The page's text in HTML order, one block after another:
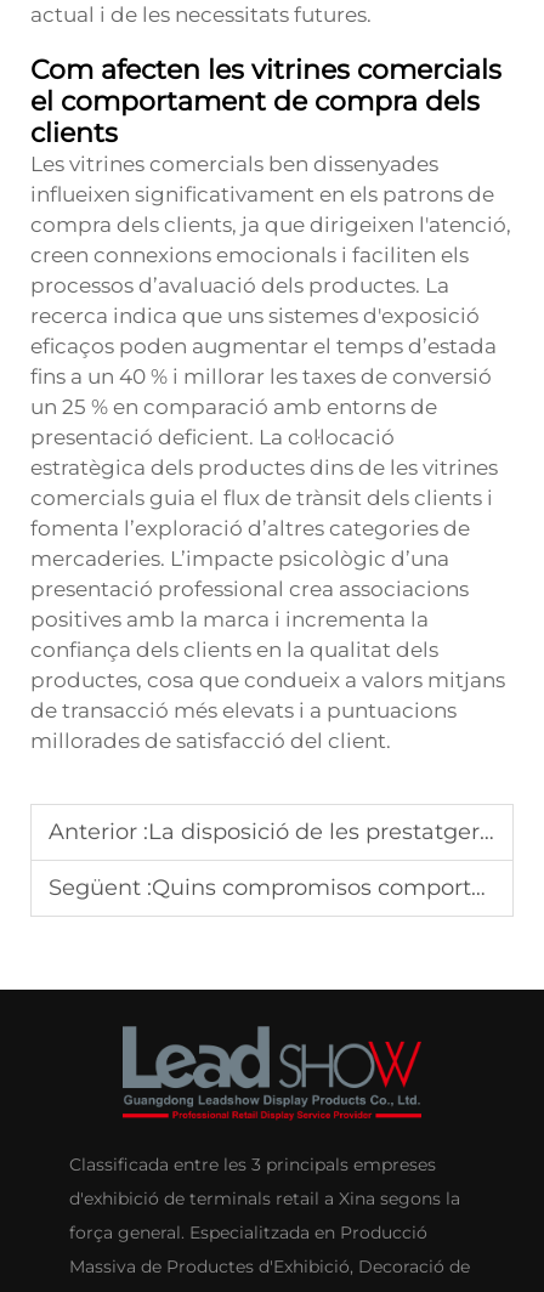
actual i de les necessitats futures.
Com afecten les vitrines comercials
el comportament de compra dels
clients
Les vitrines comercials ben dissenyades
influeixen significativament en els patrons de
compra dels clients, ja que dirigeixen l'atenció,
creen connexions emocionals i faciliten els
processos d’avaluació dels productes. La
recerca indica que uns sistemes d'exposició
eficaços poden augmentar el temps d’estada
fins a un 40 % i millorar les taxes de conversió
un 25 % en comparació amb entorns de
presentació deficient. La col·locació
estratègica dels productes dins de les vitrines
comercials guia el flux de trànsit dels clients i
fomenta l’exploració d’altres categories de
mercaderies. L’impacte psicològic d’una
presentació professional crea associacions
positives amb la marca i incrementa la
confiança dels clients en la qualitat dels
productes, cosa que condueix a valors mitjans
de transacció més elevats i a puntuacions
millorades de satisfacció del client.
Anterior :La disposició de les prestatgeries de la botiga redueix silenciosament les vendes sense senyals d’alerta clars?
Següent :Quins compromisos comporta triar un disseny d’escaparat comercial en lloc d’un altre?
Classificada entre les 3 principals empreses
d'exhibició de terminals retail a Xina segons la
força general. Especialitzada en Producció
Massiva de Productes d'Exhibició, Decoració de